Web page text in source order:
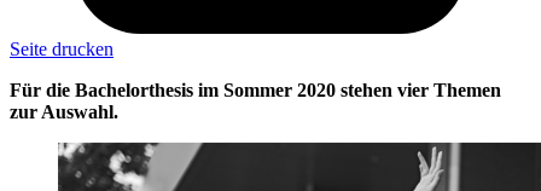
Seite drucken
Für die Bachelorthesis im Sommer 2020 stehen vier Themen
zur Auswahl.